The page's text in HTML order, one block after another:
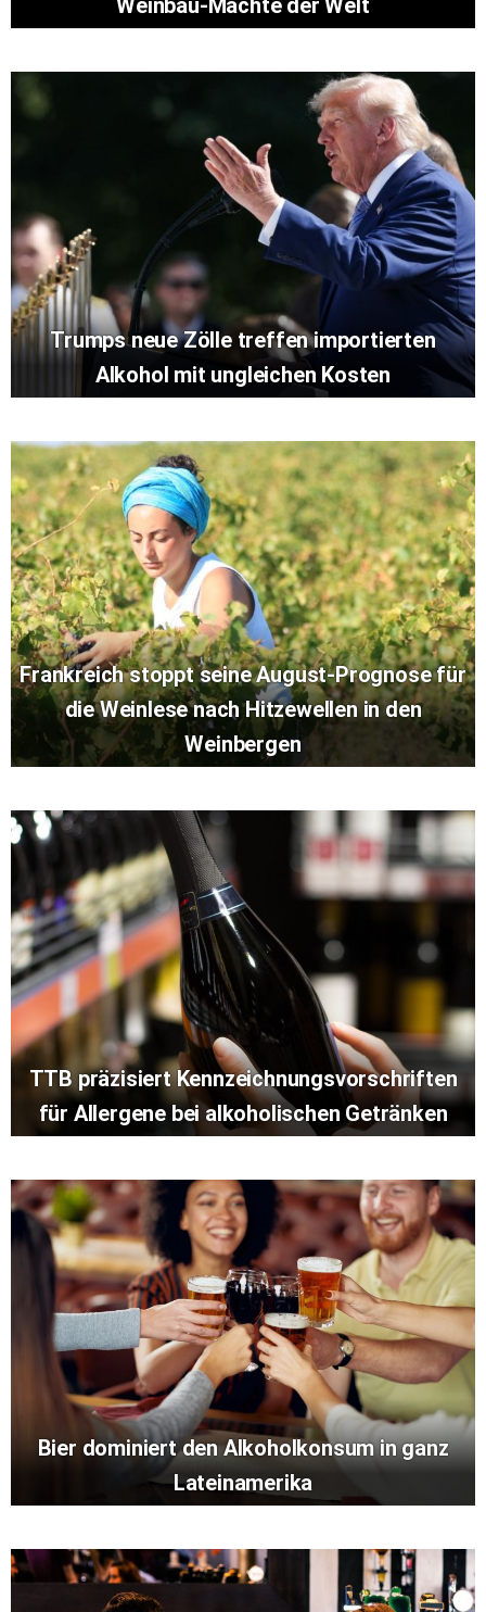
Trumps neue Zölle treffen importierten
Alkohol mit ungleichen Kosten
Frankreich stoppt seine August-Prognose für
die Weinlese nach Hitzewellen in den
Weinbergen
TTB präzisiert Kennzeichnungsvorschriften
für Allergene bei alkoholischen Getränken
Bier dominiert den Alkoholkonsum in ganz
Lateinamerika